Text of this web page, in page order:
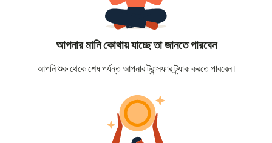
আপনার মানি কোথায় যাচ্ছে তা জানতে পারবেন
আপনি শুরু থেকে শেষ পর্যন্ত আপনার ট্রান্সফার ট্র্যাক করতে পারবেন।